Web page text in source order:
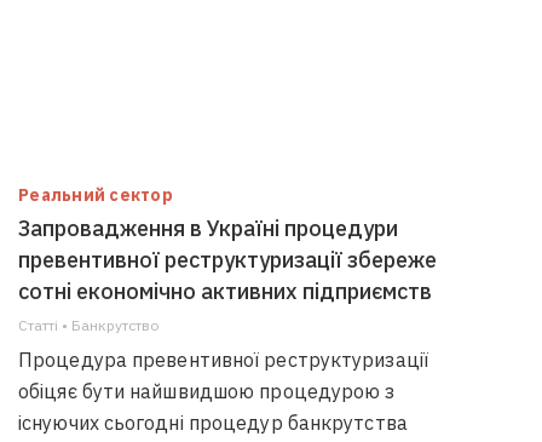
Реальний сектор
Запровадження в Україні процедури
превентивної реструктуризації збереже
сотні економічно активних підприємств
Статті • Банкрутство
Процедура превентивної реструктуризації
обіцяє бути найшвидшою процедурою з
існуючих сьогодні процедур банкрутства